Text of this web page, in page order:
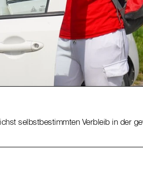
selbstbestimmten Verbleib in der